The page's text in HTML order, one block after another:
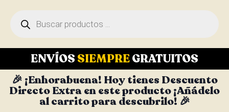
ENVÍOS SIEMPREGRATUITOS
🎉 ¡Enhorabuena! Hoy tienes Descuento
Directo Extra en este producto ¡Añádelo
al carrito para descubrilo! 🎉